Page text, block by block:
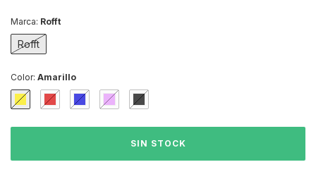
Marca: Rofft
Rofft
Color: Amarillo